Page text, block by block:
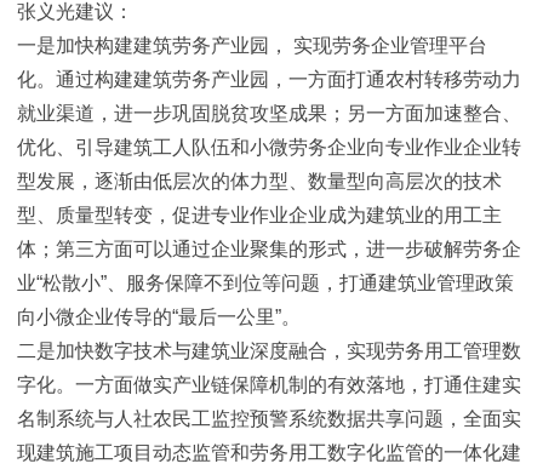
张义光建议：
一是加快构建建筑劳务产业园， 实现劳务企业管理平台
化。通过构建建筑劳务产业园，一方面打通农村转移劳动力
就业渠道，进一步巩固脱贫攻坚成果；另一方面加速整合、
优化、引导建筑工人队伍和小微劳务企业向专业作业企业转
型发展，逐渐由低层次的体力型、数量型向高层次的技术
型、质量型转变，促进专业作业企业成为建筑业的用工主
体；第三方面可以通过企业聚集的形式，进一步破解劳务企
业“松散小”、服务保障不到位等问题，打通建筑业管理政策
向小微企业传导的“最后一公里”。
二是加快数字技术与建筑业深度融合，实现劳务用工管理数
字化。一方面做实产业链保障机制的有效落地，打通住建实
名制系统与人社农民工监控预警系统数据共享问题，全面实
现建筑施工项目动态监管和劳务用工数字化监管的一体化建